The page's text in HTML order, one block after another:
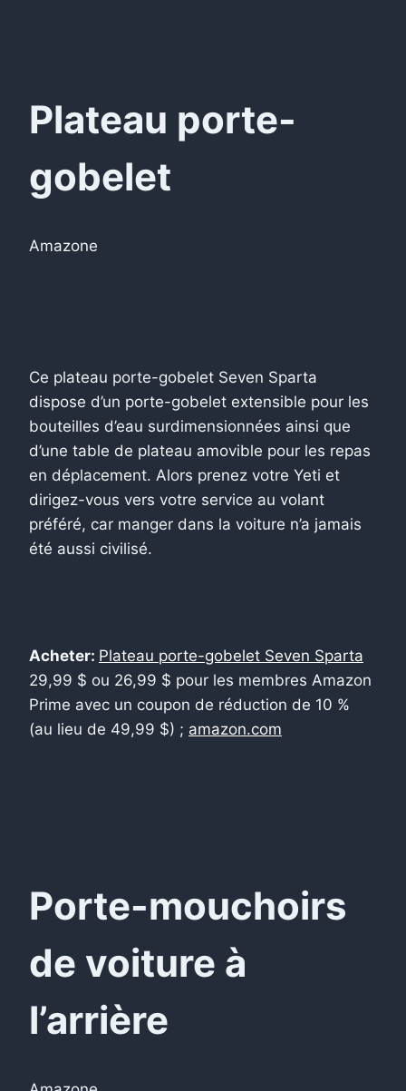
Plateau porte-
gobelet
Amazone
Ce plateau porte-gobelet Seven Sparta
dispose d’un porte-gobelet extensible pour les
bouteilles d’eau surdimensionnées ainsi que
d’une table de plateau amovible pour les repas
en déplacement. Alors prenez votre Yeti et
dirigez-vous vers votre service au volant
préféré, car manger dans la voiture n’a jamais
été aussi civilisé.
Acheter: Plateau porte-gobelet Seven Sparta
29,99 $ ou 26,99 $ pour les membres Amazon
Prime avec un coupon de réduction de 10 %
(au lieu de 49,99 $) ; amazon.com
Porte-mouchoirs
de voiture à
l’arrière